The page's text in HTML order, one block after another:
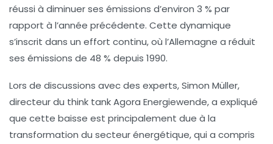
réussi à diminuer ses émissions d’environ 3 % par
rapport à l’année précédente. Cette dynamique
s’inscrit dans un effort continu, où l’Allemagne a réduit
ses émissions de 48 % depuis 1990.
Lors de discussions avec des experts, Simon Müller,
directeur du think tankAgora Energiewende, a expliqué
que cette baisse est principalement due à la
transformation du secteur énergétique, qui a compris